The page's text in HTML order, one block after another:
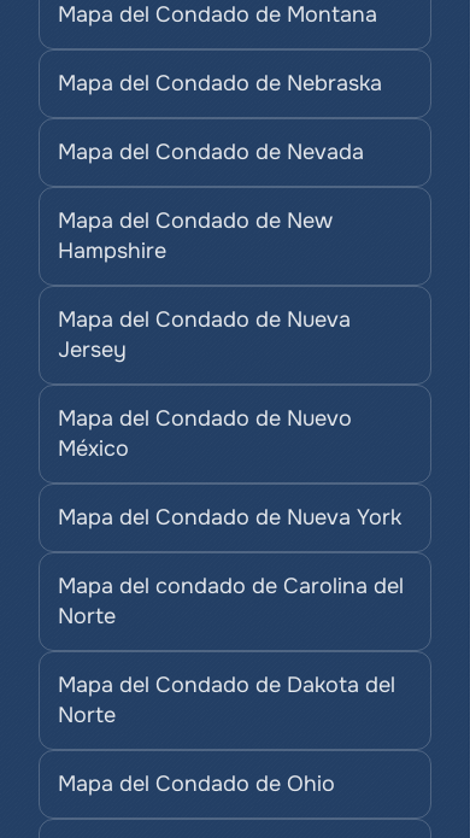
Mapa del Condado de Montana
Mapa del Condado de Nebraska
Mapa del Condado de Nevada
Mapa del Condado de New
Hampshire
Mapa del Condado de Nueva
Jersey
Mapa del Condado de Nuevo
México
Mapa del Condado de Nueva York
Mapa del condado de Carolina del
Norte
Mapa del Condado de Dakota del
Norte
Mapa del Condado de Ohio